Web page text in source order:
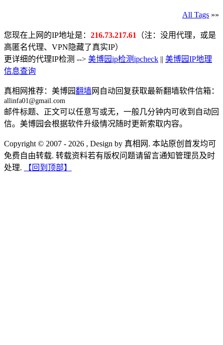
All Tags »»
您现在上网的IP地址是： 216.73.217.61
（注：没用代理，或是
高匿名代理、VPN隐藏了真实IP）
更详细的代理IP检测 --> 美博园ip检测ipcheck || 美博园IP地理
信息查询
真相网推荐：美博园翻墙网自动回复获取最新翻墙软件信箱：
allinfa01@gmail.com
邮件标题、正文可以任意写或无，一般几分钟内可收到自动回
信。美博园会根据软件升级情况随时更新索取内容。
Copyright © 2007 - 2026 , Design by 真相网. 本站原创首发均可
免费自由转载. 转载资料若有版权问题请留言通知管理员及时
处理.
【回到顶部】